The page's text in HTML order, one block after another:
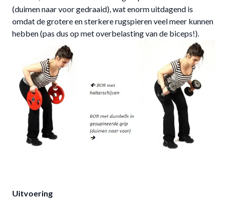
(duimen naar voor gedraaid), wat enorm uitdagend is
omdat de grotere en sterkere rugspieren veel meer kunnen
hebben (pas dus op met overbelasting van de biceps!).
Uitvoering